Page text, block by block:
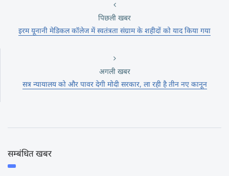
पिछली खबर
इरम यूनानी मेडिकल कॉलेज में स्वतंत्रता संग्राम के शहीदों को याद किया गया
अगली खबर
सत्र न्यायालय को और पावर देगी मोदी सरकार, ला रही है तीन नए कानून
सम्बंधित खबर